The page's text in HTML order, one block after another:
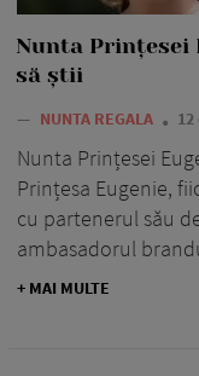
Nunta Prințesei
să știi
— NUNTA REGALA
Nunta Prințesei
Prințesa Eugenie,
cu partenerul său
ambasadorul
+ MAI MULTE